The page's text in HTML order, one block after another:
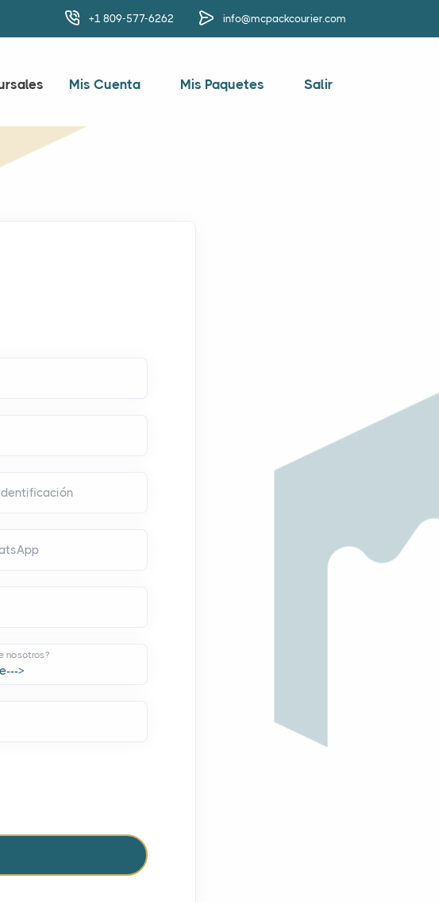
+1 809-577-6262 info@mcpackcourier.com
Mis Cuenta Mis Paquetes Salir
nosotros?